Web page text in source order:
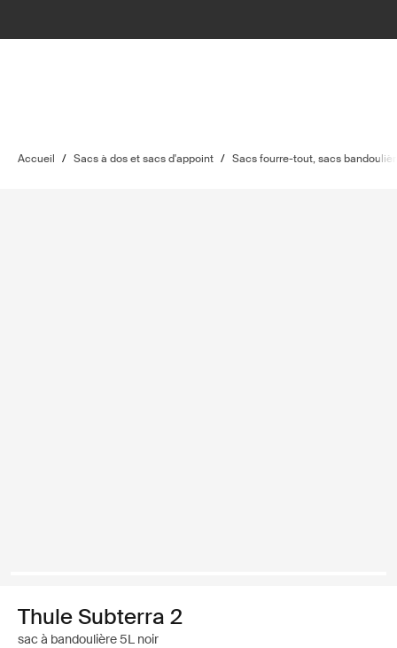
Accueil / Sacs à dos et sacs d'appoint / Sacs fourre-tout, sacs
Thule Subterra 2
sac à bandoulière 5L noir